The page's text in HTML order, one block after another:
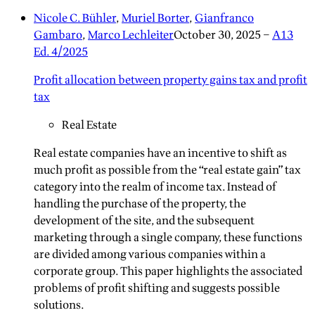
Nicole C. Bühler,Muriel Borter,Gianfranco
Gambaro,Marco LechleiterOctober 30, 2025–A13
Ed. 4/2025
Profit allocation between property gains tax and profit
tax
Real Estate
Real estate companies have an incentive to shift as
much profit as possible from the “real estate gain” tax
category into the realm of income tax. Instead of
handling the purchase of the property, the
development of the site, and the subsequent
marketing through a single company, these functions
are divided among various companies within a
corporate group. This paper highlights the associated
problems of profit shifting and suggests possible
solutions.